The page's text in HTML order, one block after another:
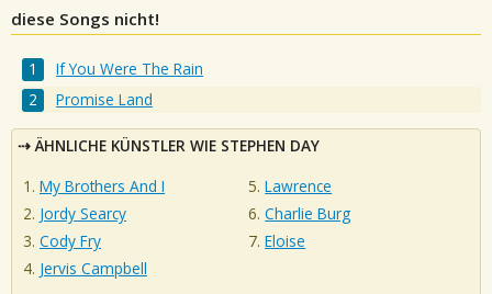
diese Songs nicht!
If You Were The Rain
Promise Land
ÄHNLICHE KÜNSTLER WIE STEPHEN DAY
My Brothers And I
Jordy Searcy
Cody Fry
Jervis Campbell
Lawrence
Charlie Burg
Eloise